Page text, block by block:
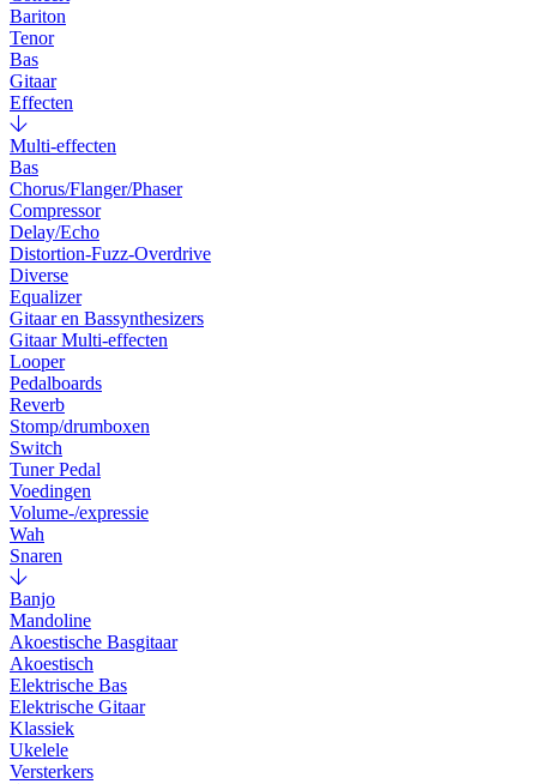
Bariton
Tenor
Bas
Gitaar
Effecten
Multi-effecten
Bas
Chorus/Flanger/Phaser
Compressor
Delay/Echo
Distortion-Fuzz-Overdrive
Diverse
Equalizer
Gitaar en Bassynthesizers
Gitaar Multi-effecten
Looper
Pedalboards
Reverb
Stomp/drumboxen
Switch
Tuner Pedal
Voedingen
Volume-/expressie
Wah
Snaren
Banjo
Mandoline
Akoestische Basgitaar
Akoestisch
Elektrische Bas
Elektrische Gitaar
Klassiek
Ukelele
Versterkers